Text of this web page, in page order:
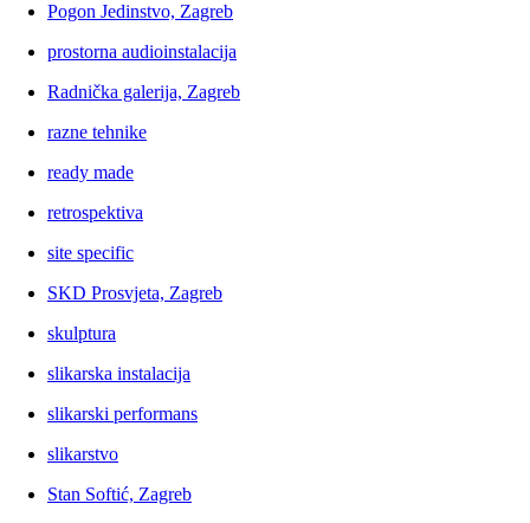
Pogon Jedinstvo, Zagreb
prostorna audioinstalacija
Radnička galerija, Zagreb
razne tehnike
ready made
retrospektiva
site specific
SKD Prosvjeta, Zagreb
skulptura
slikarska instalacija
slikarski performans
slikarstvo
Stan Softić, Zagreb